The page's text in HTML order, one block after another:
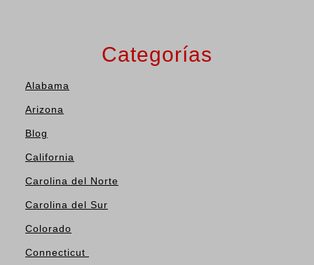
Categorías
Alabama
Arizona
Blog
California
Carolina del Norte
Carolina del Sur
Colorado
Connecticut